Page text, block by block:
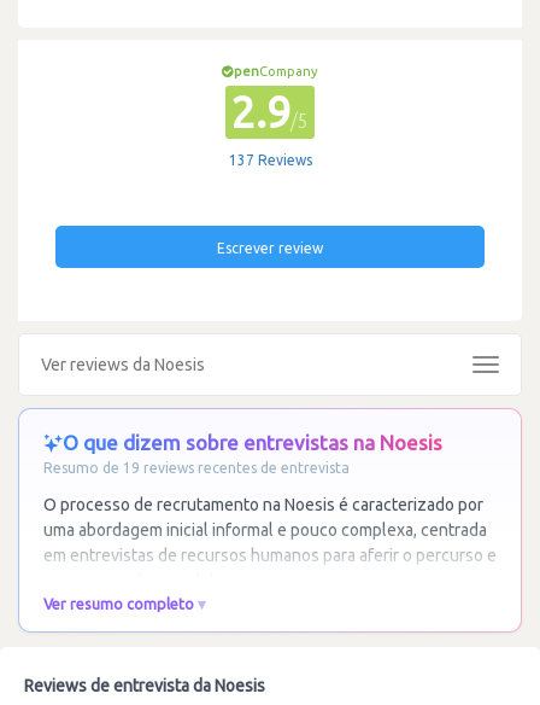
penCompany
2.9/5
137 Reviews
Escrever review
Ver reviews da Noesis
Toggle
O que dizem sobre entrevistas na Noesis
Resumo de 19 reviews recentes de entrevista
O processo de recrutamento na Noesis é caracterizado por
uma abordagem inicial informal e pouco complexa, centrada
em entrevistas de recursos humanos para aferir o percurso e
Ver resumo completo
Reviews de entrevista da Noesis